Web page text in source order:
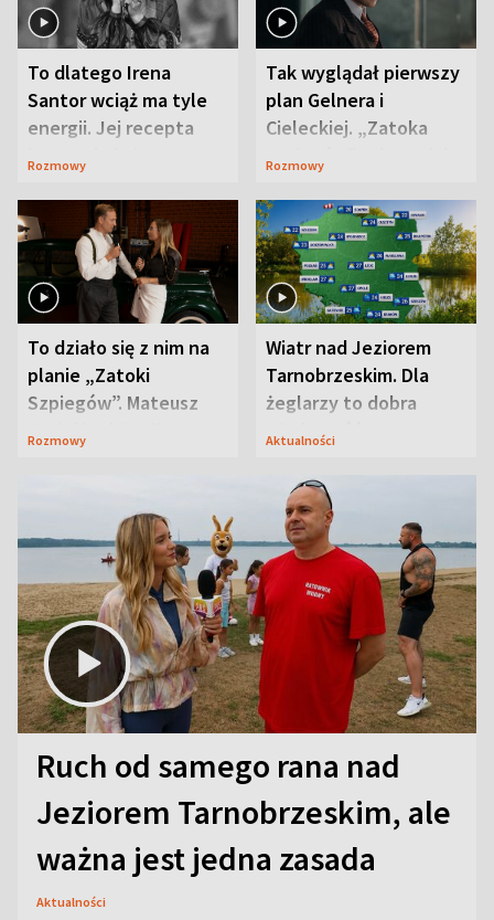
To dlatego Irena
Santor wciąż ma tyle
energii. Jej recepta
jest zaskakująco
Rozmowy
Tak wyglądał pierwszy
plan Gelnera i
Cieleckiej. „Zatoka
szpiegów” od razu ich
Rozmowy
To działo się z nim na
planie „Zatoki
Szpiegów”. Mateusz
Janicki odsłonił
Rozmowy
Wiatr nad Jeziorem
Tarnobrzeskim. Dla
żeglarzy to dobra
wiadomość
Aktualności
Ruch od samego rana nad
Jeziorem Tarnobrzeskim, ale
ważna jest jedna zasada
Aktualności